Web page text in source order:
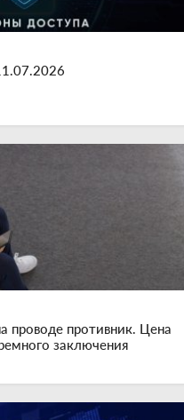
проводе противник. Цена
заключения